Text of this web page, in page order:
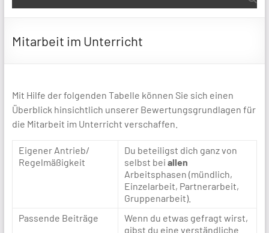
Mitarbeit im Unterricht
Mit Hilfe der folgenden Tabelle können Sie sich einen
Überblick hinsichtlich unserer Bewertungsgrundlagen für
die Mitarbeit im Unterricht verschaffen.
Eigener Antrieb/
Regelmäßigkeit
Du beteiligst dich ganz von
selbst bei allen
Arbeitsphasen (mündlich,
Einzelarbeit, Partnerarbeit,
Gruppenarbeit).
Passende Beiträge
Wenn du etwas gefragt wirst,
gibst du eine verständliche